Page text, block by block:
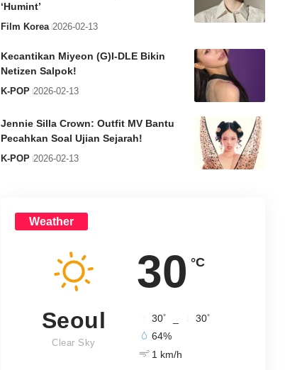
‘Humint’
Film Korea 2026-02-13
Kecantikan Miyeon (G)I-DLE Bikin
Netizen Salpok!
K-POP 2026-02-13
Jennie Silla Crown: Outfit MV Bantu
Pecahkan Soal Ujian Sejarah!
K-POP 2026-02-13
Weather
30 °C
Seoul
Clear Sky
30° 30°
64%
1 km/h